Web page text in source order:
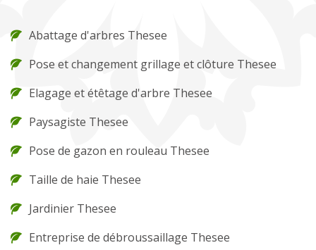
Abattage d'arbres Thesee
Pose et changement grillage et clôture Thesee
Elagage et étêtage d'arbre Thesee
Paysagiste Thesee
Pose de gazon en rouleau Thesee
Taille de haie Thesee
Jardinier Thesee
Entreprise de débroussaillage Thesee